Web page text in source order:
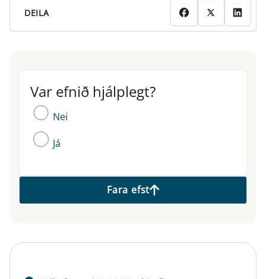
DEILA
Var efnið hjálplegt?
Var efnið hjálplegt?
Nei
Já
Fara efst